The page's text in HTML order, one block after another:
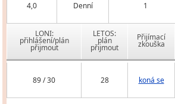
4,0 Denní 1
LONI:
přihlášení/plán
přijmout
LETOS:
plán
přijmout
Přijímací
zkouška
89 / 30 28 koná se